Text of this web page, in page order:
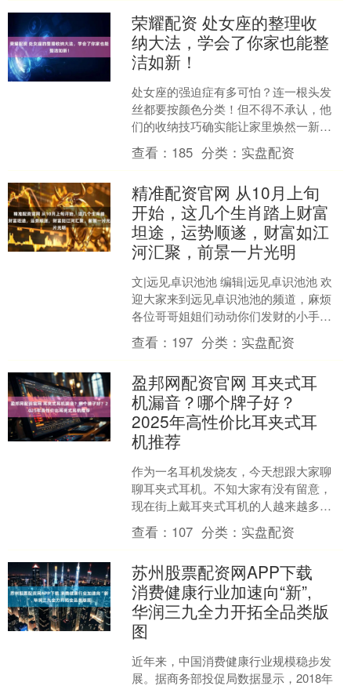
荣耀配资 处女座的整理收
纳大法，学会了你家也能整
洁如新！
处女座的强迫症有多可怕？连一根头发
丝都要按颜色分类！但不得不承认，他
们的收纳技巧确实能让家里焕然一新。
今天就来偷师学艺，看看这些完美主义
者的收纳秘籍，让你的家也....
查看： 185 分类： 实盘配资
精准配资官网 从10月上旬
开始，这几个生肖踏上财富
坦途，运势顺遂，财富如江
河汇聚，前景一片光明
文|远见卓识池池 编辑|远见卓识池池 欢
迎大家来到远见卓识池池的频道，麻烦
各位哥哥姐姐们动动你们发财的小手点
点关注、点点赞、评论转发，谢谢大
家！池池在这里祝大家....
查看： 197 分类： 实盘配资
盈邦网配资官网 耳夹式耳
机漏音？哪个牌子好？
2025年高性价比耳夹式耳
机推荐
作为一名耳机发烧友，今天想跟大家聊
聊耳夹式耳机。不知大家有没有留意，
现在街上戴耳夹式耳机的人越来越多
了。这类耳机和传统入耳式不一样，设
计轻盈，不会堵住耳道，能减....
查看： 107 分类： 实盘配资
苏州股票配资网APP下载
消费健康行业加速向“新”,
华润三九全力开拓全品类版
图
近年来，中国消费健康行业规模稳步发
展。据商务部投促局数据显示，2018年